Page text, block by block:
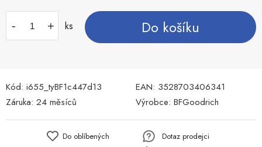
- + ks Do košíku
Kód: i655_tyBF1c447d13 EAN: 3528703406341
Záruka: 24 měsíců Výrobce: BFGoodrich
Do oblíbených
Dotaz prodejci